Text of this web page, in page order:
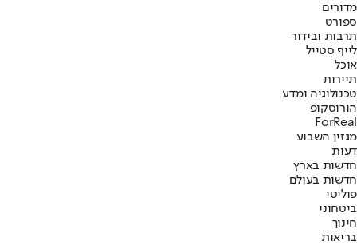
מדורים
ספורט
תרבות ובידור
לייף סטייל
אוכל
תיירות
טכנולוגיה ומדע
הורוסקופ
ForReal
מגזין השבוע
דעות
חדשות בארץ
חדשות בעולם
פוליטי
ביטחוני
חינוך
בריאות